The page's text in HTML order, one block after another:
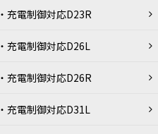
・充電制御対応D23R
・充電制御対応D26L
・充電制御対応D26R
・充電制御対応D31L